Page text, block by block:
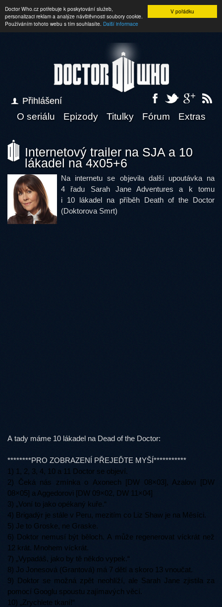
V pořádku
Doctor Who.cz potřebuje k poskytování služeb,
personalizaci reklam a analýze návštěvnosti soubory cookie.
Používáním tohoto webu s tím souhlasíte. Další informace
Přihlášení
O seriálu Epizody Titulky Fórum Extras
Internetový trailer na SJA a 10
lákadel na 4x05+6
Na internetu se objevila další upoutávka na
4 řadu Sarah Jane Adventures a k tomu
i 10 lákadel na příběh Death of the Doctor
(Doktorova Smrt)
A tady máme 10 lákadel na Dead of the Doctor:
********PRO ZOBRAZENÍ PŘEJEĎTE MYŠÍ***********
1) 1, 2, 3, 4, 10 a 11 Doctor se objeví.
2) Čeká nás zmínka o Axonech [DW 08×03], Azalovi [DW
08×05] a Aggedorovi [DW 09×02, DW 11×04]
3) „Voní to jako opékaný kuře.“
4) Brigadýr je stále v Peru, mezitím co Liz Shaw je na Měsíci.
5) Je to Groske, ne Graske.
6) Doktor nemusí být běloch. A může regenerovat víckrát než
12 krát. Mnohem víckrát.
7) „Vypadáš, jako by tě někdo vypek.“
8) Jo Jonesová (Grantová) má 7 dětí a skoro 13 vnoučat.
9) Doktor se možná zpět neohlíží, ale Sarah Jane zjistila za
pomocí Googlu spoustu zajímavých věcí.
10) „Zrychlete tkaní!“